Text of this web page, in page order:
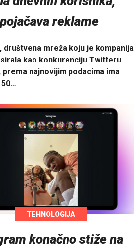
reklame
društvena mreža koju je kompanija
kao konkurenciju Twitteru
prema najnovijim podacima ima
TEHNOLOGIJA
konačno stiže na